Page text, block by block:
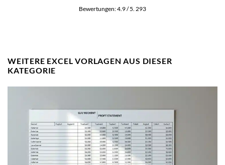
Bewertungen:4.9/ 5. 293
WEITERE EXCEL VORLAGEN AUS DIESER
KATEGORIE